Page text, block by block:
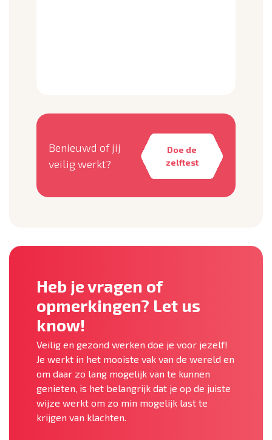
Benieuwd of jij
veilig werkt?
Doe de
zelftest
Heb je vragen of
opmerkingen? Let us
know!
Veilig en gezond werken doe je voor jezelf!
Je werkt in het mooiste vak van de wereld en
om daar zo lang mogelijk van te kunnen
genieten, is het belangrijk dat je op de juiste
wijze werkt om zo min mogelijk last te
krijgen van klachten.